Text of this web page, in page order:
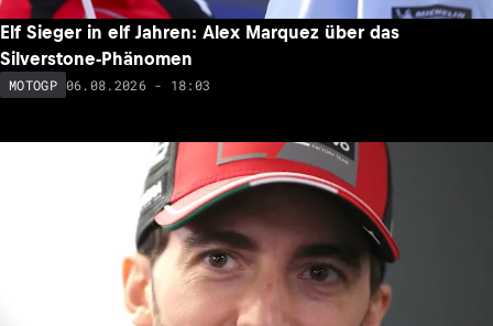
Elf Sieger in elf Jahren: Alex Marquez über das
Silverstone-Phänomen
MOTOGP 06.08.2026 - 18:03